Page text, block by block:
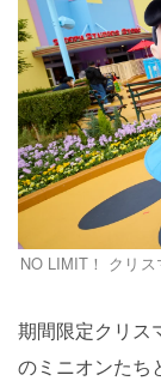
NO LIMIT！ クリ
期間限定クリス
のミニオンたち